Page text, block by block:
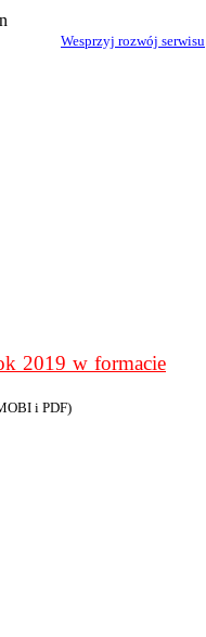
Wesprzyj rozwój serwisu
2019 w formacie
i PDF)